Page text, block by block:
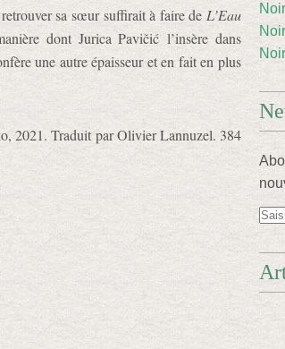
sa sœur suffirait à faire de L’Eau
dont Jurica Pavičić l’insère dans
une autre épaisseur et en fait en plus
2021. Traduit par Olivier Lannuzel. 384